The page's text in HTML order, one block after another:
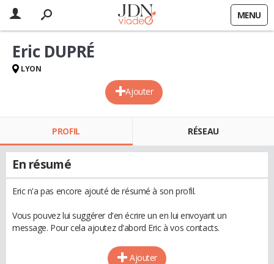
MENU
Ajouter
Eric DUPRÉ
LYON
PROFIL RÉSEAU
En résumé
Eric n'a pas encore ajouté de résumé à son profil.
Vous pouvez lui suggérer d'en écrire un en lui envoyant un
message. Pour cela ajoutez d'abord Eric à vos contacts.
Ajouter